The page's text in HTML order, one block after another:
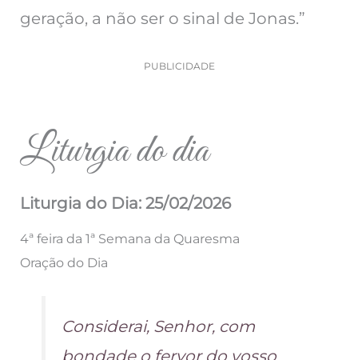
geração, a não ser o sinal de Jonas.”
PUBLICIDADE
Liturgia do dia
Liturgia do Dia: 25/02/2026
4ª feira da 1ª Semana da Quaresma
Oração do Dia
Considerai, Senhor, com